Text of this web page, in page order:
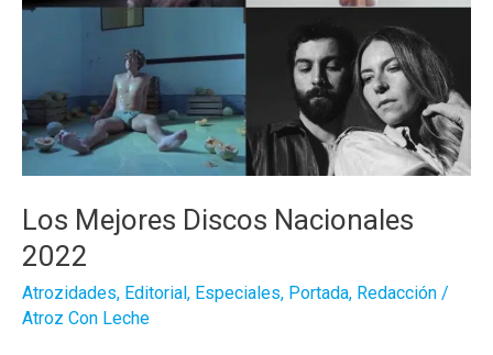
Los Mejores Discos Nacionales
2022
Atrozidades, Editorial , Especiales, Portada, Redacción /
Atroz Con Leche